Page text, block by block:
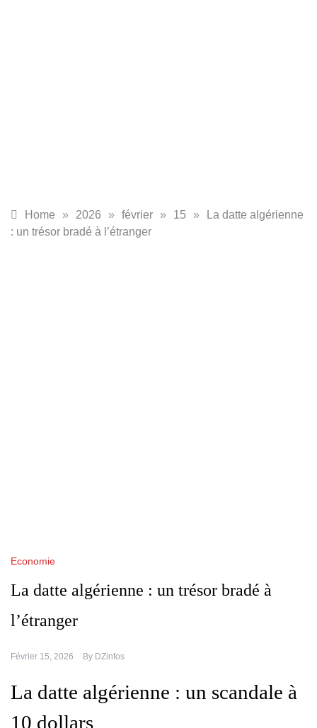
Home » 2026 » février » 15 »
La datte algérienne
: un trésor bradé à l’étranger
Economie
La datte algérienne : un trésor bradé à
l’étranger
Février 15, 2026 By DZinfos
La datte algérienne : un scandale à
10 dollars